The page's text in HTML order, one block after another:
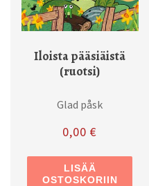
Iloista pääsiäistä
(ruotsi)
Glad påsk
0,00€
LISÄÄ
OSTOSKORIIN